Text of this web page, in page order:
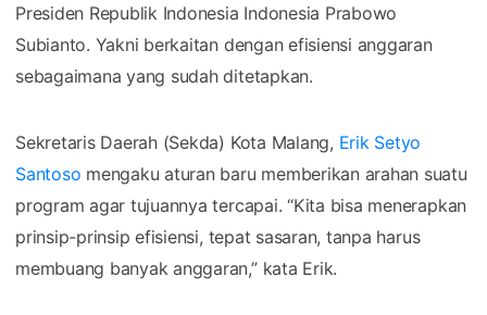
Presiden Republik Indonesia Indonesia Prabowo
Subianto. Yakni berkaitan dengan efisiensi anggaran
sebagaimana yang sudah ditetapkan.
Sekretaris Daerah (Sekda) Kota Malang, Erik Setyo
Santoso mengaku aturan baru memberikan arahan suatu
program agar tujuannya tercapai. “Kita bisa menerapkan
prinsip-prinsip efisiensi, tepat sasaran, tanpa harus
membuang banyak anggaran,” kata Erik.